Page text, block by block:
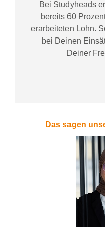
Bei Studyheads
bereits 60
erarbeiteten Lohn.
bei Deinen
Deiner
Das sagen